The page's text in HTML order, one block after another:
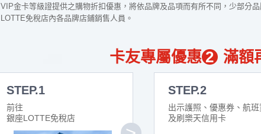
VIP金卡等級證提供之購物折扣優惠，將依品牌及品項而有所不同，少部分
LOTTE免稅店內各品牌店鋪銷售人員。
卡友專屬優惠 2 滿額
STEP.1
前往
銀座LOTTE免稅店
STEP.2
出示護照、優惠券、航班
及刷樂天信用卡